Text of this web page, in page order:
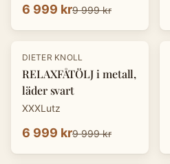
6 999 kr9 999 kr
-30%
DIETER KNOLL
RELAXFÅTÖLJ i metall,
läder svart
XXXLutz
6 999 kr9 999 kr